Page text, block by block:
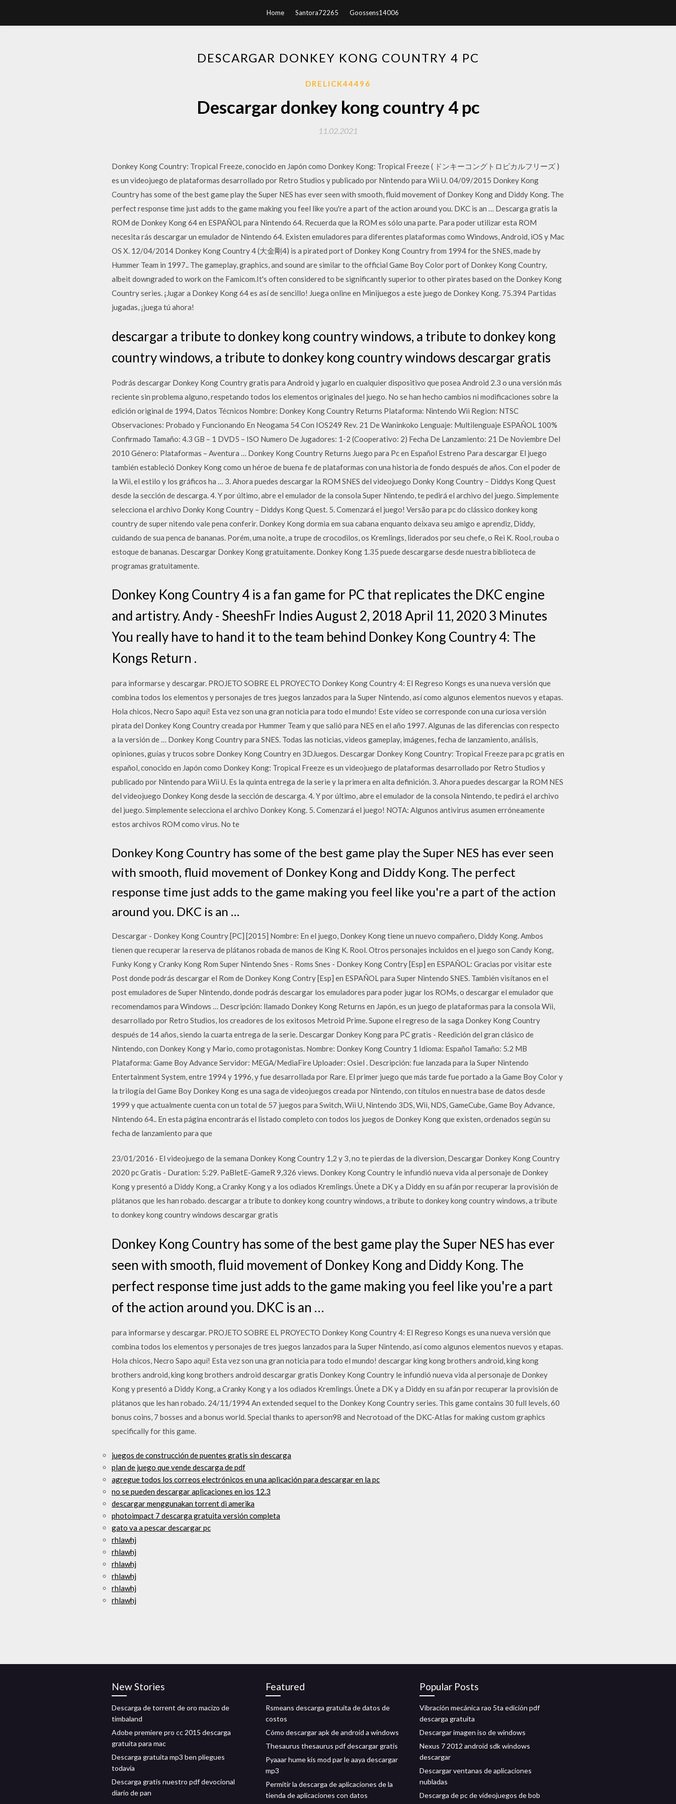
Home Santora72265 Goossens14006
DESCARGAR DONKEY KONG COUNTRY 4 PC
DRELICK44496
Descargar donkey kong country 4 pc
11.02.2021
Donkey Kong Country: Tropical Freeze, conocido en Japón como Donkey Kong: Tropical Freeze ( ドンキーコングトロピカルフリーズ )
es un videojuego de plataformas desarrollado por Retro Studios y publicado por Nintendo para Wii U. 04/09/2015 Donkey Kong
Country has some of the best game play the Super NES has ever seen with smooth, fluid movement of Donkey Kong and Diddy Kong. The
perfect response time just adds to the game making you feel like you're a part of the action around you. DKC is an … Descarga gratis la
ROM de Donkey Kong 64 en ESPAÑOL para Nintendo 64. Recuerda que la ROM es sólo una parte. Para poder utilizar esta ROM
necesita rás descargar un emulador de Nintendo 64. Existen emuladores para diferentes plataformas como Windows, Android, iOS y Mac
OS X. 12/04/2014 Donkey Kong Country 4 (大金剛4) is a pirated port of Donkey Kong Country from 1994 for the SNES, made by
Hummer Team in 1997.. The gameplay, graphics, and sound are similar to the official Game Boy Color port of Donkey Kong Country,
albeit downgraded to work on the Famicom.It's often considered to be significantly superior to other pirates based on the Donkey Kong
Country series. ¡Jugar a Donkey Kong 64 es así de sencillo! Juega online en Minijuegos a este juego de Donkey Kong. 75.394 Partidas
jugadas, ¡juega tú ahora!
descargar a tribute to donkey kong country windows, a tribute to donkey kong
country windows, a tribute to donkey kong country windows descargar gratis
Podrás descargar Donkey Kong Country gratis para Android y jugarlo en cualquier dispositivo que posea Android 2.3 o una versión más
reciente sin problema alguno, respetando todos los elementos originales del juego. No se han hecho cambios ni modificaciones sobre la
edición original de 1994, Datos Técnicos Nombre: Donkey Kong Country Returns Plataforma: Nintendo Wii Region: NTSC
Observaciones: Probado y Funcionando En Neogama 54 Con IOS249 Rev. 21 De Waninkoko Lenguaje: Multilenguaje ESPAÑOL 100%
Confirmado Tamaño: 4.3 GB – 1 DVD5 – ISO Numero De Jugadores: 1-2 (Cooperativo: 2) Fecha De Lanzamiento: 21 De Noviembre Del
2010 Género: Plataformas – Aventura … Donkey Kong Country Returns Juego para Pc en Español Estreno Para descargar El juego
también estableció Donkey Kong como un héroe de buena fe de plataformas con una historia de fondo después de años. Con el poder de
la Wii, el estilo y los gráficos ha … 3. Ahora puedes descargar la ROM SNES del videojuego Donky Kong Country – Diddys Kong Quest
desde la sección de descarga. 4. Y por último, abre el emulador de la consola Super Nintendo, te pedirá el archivo del juego. Simplemente
selecciona el archivo Donky Kong Country – Diddys Kong Quest. 5. Comenzará el juego! Versão para pc do clássico donkey kong
country de super nitendo vale pena conferir. Donkey Kong dormia em sua cabana enquanto deixava seu amigo e aprendiz, Diddy,
cuidando de sua penca de bananas. Porém, uma noite, a trupe de crocodilos, os Kremlings, liderados por seu chefe, o Rei K. Rool, rouba o
estoque de bananas. Descargar Donkey Kong gratuitamente. Donkey Kong 1.35 puede descargarse desde nuestra biblioteca de
programas gratuitamente.
Donkey Kong Country 4 is a fan game for PC that replicates the DKC engine
and artistry. Andy - SheeshFr Indies August 2, 2018 April 11, 2020 3 Minutes
You really have to hand it to the team behind Donkey Kong Country 4: The
Kongs Return .
para informarse y descargar. PROJETO SOBRE EL PROYECTO Donkey Kong Country 4: El Regreso Kongs es una nueva versión que
combina todos los elementos y personajes de tres juegos lanzados para la Super Nintendo, así como algunos elementos nuevos y etapas.
Hola chicos, Necro Sapo aquí! Esta vez son una gran noticia para todo el mundo! Este vídeo se corresponde con una curiosa versión
pirata del Donkey Kong Country creada por Hummer Team y que salió para NES en el año 1997. Algunas de las diferencias con respecto
a la versión de … Donkey Kong Country para SNES. Todas las noticias, videos gameplay, imágenes, fecha de lanzamiento, análisis,
opiniones, guías y trucos sobre Donkey Kong Country en 3DJuegos. Descargar Donkey Kong Country: Tropical Freeze para pc gratis en
español, conocido en Japón como Donkey Kong: Tropical Freeze es un videojuego de plataformas desarrollado por Retro Studios y
publicado por Nintendo para Wii U. Es la quinta entrega de la serie y la primera en alta definición. 3. Ahora puedes descargar la ROM NES
del videojuego Donkey Kong desde la sección de descarga. 4. Y por último, abre el emulador de la consola Nintendo, te pedirá el archivo
del juego. Simplemente selecciona el archivo Donkey Kong. 5. Comenzará el juego! NOTA: Algunos antivirus asumen erróneamente
estos archivos ROM como virus. No te
Donkey Kong Country has some of the best game play the Super NES has ever seen
with smooth, fluid movement of Donkey Kong and Diddy Kong. The perfect
response time just adds to the game making you feel like you're a part of the action
around you. DKC is an …
Descargar - Donkey Kong Country [PC] [2015] Nombre: En el juego, Donkey Kong tiene un nuevo compañero, Diddy Kong. Ambos
tienen que recuperar la reserva de plátanos robada de manos de King K. Rool. Otros personajes incluidos en el juego son Candy Kong,
Funky Kong y Cranky Kong Rom Super Nintendo Snes - Roms Snes - Donkey Kong Contry [Esp] en ESPAÑOL: Gracias por visitar este
Post donde podrás descargar el Rom de Donkey Kong Contry [Esp] en ESPAÑOL para Super Nintendo SNES. También visítanos en el
post emuladores de Super Nintendo, donde podrás descargar los emuladores para poder jugar los ROMs, o descargar el emulador que
recomendamos para Windows … Descripción: llamado Donkey Kong Returns en Japón, es un juego de plataformas para la consola Wii,
desarrollado por Retro Studios, los creadores de los exitosos Metroid Prime. Supone el regreso de la saga Donkey Kong Country
después de 14 años, siendo la cuarta entrega de la serie. Descargar Donkey Kong para PC gratis - Reedición del gran clásico de
Nintendo, con Donkey Kong y Mario, como protagonistas. Nombre: Donkey Kong Country 1 Idioma: Español Tamaño: 5.2 MB
Plataforma: Game Boy Advance Servidor: MEGA/MediaFire Uploader: Osiel . Descripción: fue lanzada para la Super Nintendo
Entertainment System, entre 1994 y 1996, y fue desarrollada por Rare. El primer juego que más tarde fue portado a la Game Boy Color y
la trilogía del Game Boy Donkey Kong es una saga de videojuegos creada por Nintendo, con títulos en nuestra base de datos desde
1999 y que actualmente cuenta con un total de 57 juegos para Switch, Wii U, Nintendo 3DS, Wii, NDS, GameCube, Game Boy Advance,
Nintendo 64.. En esta página encontrarás el listado completo con todos los juegos de Donkey Kong que existen, ordenados según su
fecha de lanzamiento para que
23/01/2016 · El videojuego de la semana Donkey Kong Country 1,2 y 3, no te pierdas de la diversion, Descargar Donkey Kong Country
2020 pc Gratis - Duration: 5:29. PaBletE-GameR 9,326 views. Donkey Kong Country le infundió nueva vida al personaje de Donkey
Kong y presentó a Diddy Kong, a Cranky Kong y a los odiados Kremlings. Únete a DK y a Diddy en su afán por recuperar la provisión de
plátanos que les han robado. descargar a tribute to donkey kong country windows, a tribute to donkey kong country windows, a tribute
to donkey kong country windows descargar gratis
Donkey Kong Country has some of the best game play the Super NES has ever
seen with smooth, fluid movement of Donkey Kong and Diddy Kong. The
perfect response time just adds to the game making you feel like you're a part
of the action around you. DKC is an …
para informarse y descargar. PROJETO SOBRE EL PROYECTO Donkey Kong Country 4: El Regreso Kongs es una nueva versión que
combina todos los elementos y personajes de tres juegos lanzados para la Super Nintendo, así como algunos elementos nuevos y etapas.
Hola chicos, Necro Sapo aquí! Esta vez son una gran noticia para todo el mundo! descargar king kong brothers android, king kong
brothers android, king kong brothers android descargar gratis Donkey Kong Country le infundió nueva vida al personaje de Donkey
Kong y presentó a Diddy Kong, a Cranky Kong y a los odiados Kremlings. Únete a DK y a Diddy en su afán por recuperar la provisión de
plátanos que les han robado. 24/11/1994 An extended sequel to the Donkey Kong Country series. This game contains 30 full levels, 60
bonus coins, 7 bosses and a bonus world. Special thanks to aperson98 and Necrotoad of the DKC-Atlas for making custom graphics
specifically for this game.
juegos de construcción de puentes gratis sin descarga
plan de juego que vende descarga de pdf
agregue todos los correos electrónicos en una aplicación para descargar en la pc
no se pueden descargar aplicaciones en ios 12.3
descargar menggunakan torrent di amerika
photoimpact 7 descarga gratuita versión completa
gato va a pescar descargar pc
rhlawhj
rhlawhj
rhlawhj
rhlawhj
rhlawhj
rhlawhj
New Stories
Descarga de torrent de oro macizo de
timbaland
Adobe premiere pro cc 2015 descarga
gratuita para mac
Descarga gratuita mp3 ben pliegues
todavía
Descarga gratis nuestro pdf devocional
diario de pan
Featured
Rsmeans descarga gratuita de datos de
costos
Cómo descargar apk de android a windows
Thesaurus thesaurus pdf descargar gratis
Pyaaar hume kis mod par le aaya descargar
mp3
Permitir la descarga de aplicaciones de la
tienda de aplicaciones con datos
Popular Posts
Vibración mecánica rao 5ta edición pdf
descarga gratuita
Descargar imagen iso de windows
Nexus 7 2012 android sdk windows
descargar
Descargar ventanas de aplicaciones
nubladas
Descarga de pc de videojuegos de bob